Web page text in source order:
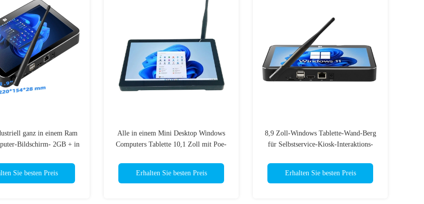
ganz in einem Ram
Bildschirm- 2GB + in
Sie besten Preis
Alle in einem Mini Desktop Windows
Computers Tablette 10,1 Zoll mit Poe-
Erhalten Sie besten Preis
8,9 Zoll-Windows Tablette-Wand-Berg
für Selbstservice-Kiosk-Interaktions-
Erhalten Sie besten Preis